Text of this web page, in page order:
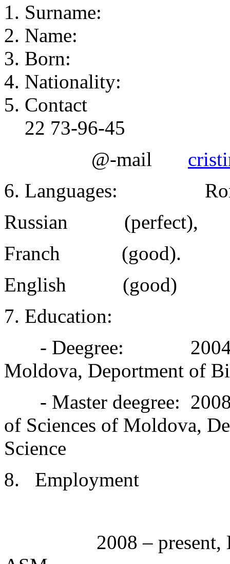
Surname:
Name:
Born:
Nationality:
Contact
22 73-96-45
@-mail
Languages:
Russian
(perfect),
Franch
(good).
English
(good)
Education:
- Deegree:
Moldova, Deportment of
- Master deegree:
of Sciences of Moldova,
Science
8.
Employment
2008 –